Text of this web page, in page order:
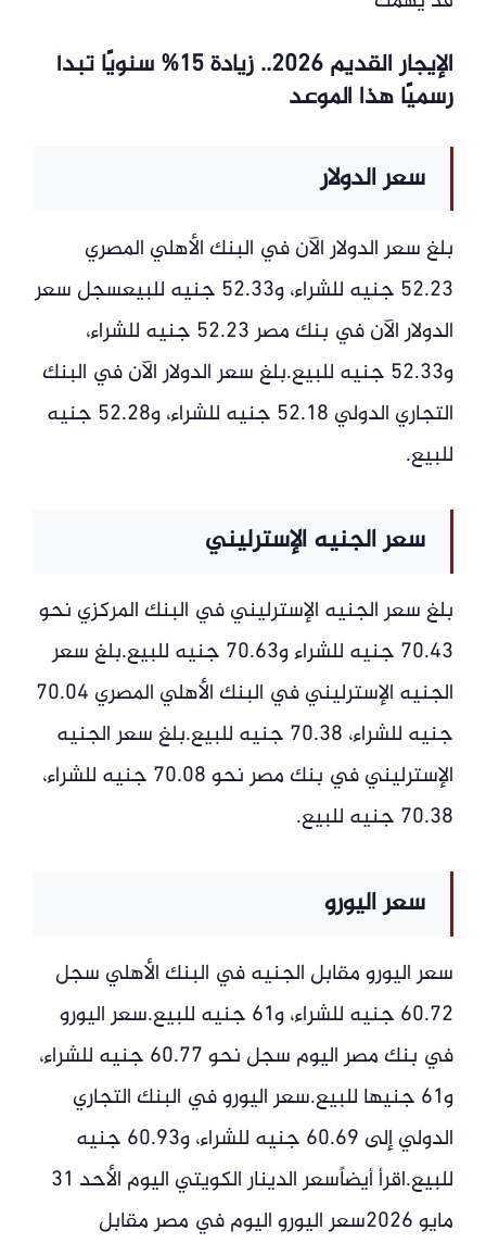
الإيجار القديم 2026.. زيادة 15% سنويًا تبدأ
رسميًا هذا الموعد
سعر الدولار
بلغ سعر الدولار الآن في البنك الأهلي المصري
52.23 جنيه للشراء، و52.33 جنيه للبيعسجل سعر
الدولار الآن في بنك مصر 52.23 جنيه للشراء،
و52.33 جنيه للبيع.بلغ سعر الدولار الآن في البنك
التجاري الدولي 52.18 جنيه للشراء، و52.28 جنيه
للبيع.
سعر الجنيه الإسترليني
بلغ سعر الجنيه الإسترليني في البنك المركزي نحو
70.43 جنيه للشراء و70.63 جنيه للبيع.بلغ سعر
الجنيه الإسترليني في البنك الأهلي المصري 70.04
جنيه للشراء، 70.38 جنيه للبيع.بلغ سعر الجنيه
الإسترليني في بنك مصر نحو 70.08 جنيه للشراء،
70.38 جنيه للبيع.
سعر اليورو
سعر اليورو مقابل الجنيه في البنك الأهلي سجل
60.72 جنيه للشراء، و61 جنيه للبيع.سعر اليورو
في بنك مصر اليوم سجل نحو 60.77 جنيه للشراء،
و61 جنيها للبيع.سعر اليورو في البنك التجاري
الدولي إلى 60.69 جنيه للشراء، و60.93 جنيه
للبيع.اقرأ أيضاًسعر الدينار الكويتي اليوم الأحد 31
مايو 2026سعر اليورو اليوم في مصر مقابل